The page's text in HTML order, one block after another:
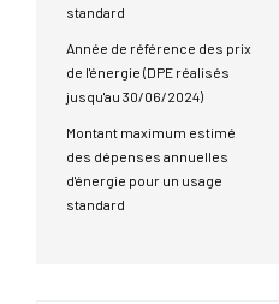
standard
Année de référence des prix
de l'énergie (DPE réalisés
jusqu'au 30/06/2024)
Montant maximum estimé
des dépenses annuelles
d'énergie pour un usage
standard